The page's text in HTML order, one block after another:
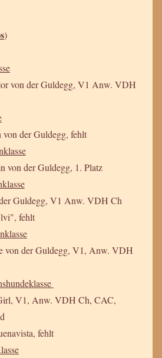
)
von der Guldegg, V1 Anw. VDH
der Guldegg, fehlt
von der Guldegg, 1. Platz
Guldegg, V1 Anw. VDH Ch
fehlt
von der Guldegg, V1, Anw. VDH
V1, Anw. VDH Ch, CAC,
fehlt